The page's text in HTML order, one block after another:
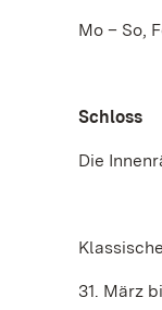
Mo – So,
Schloss
Die
31. März